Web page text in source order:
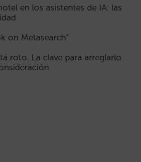
en los asistentes de IA: las
on Metasearch”
roto. La clave para arreglarlo